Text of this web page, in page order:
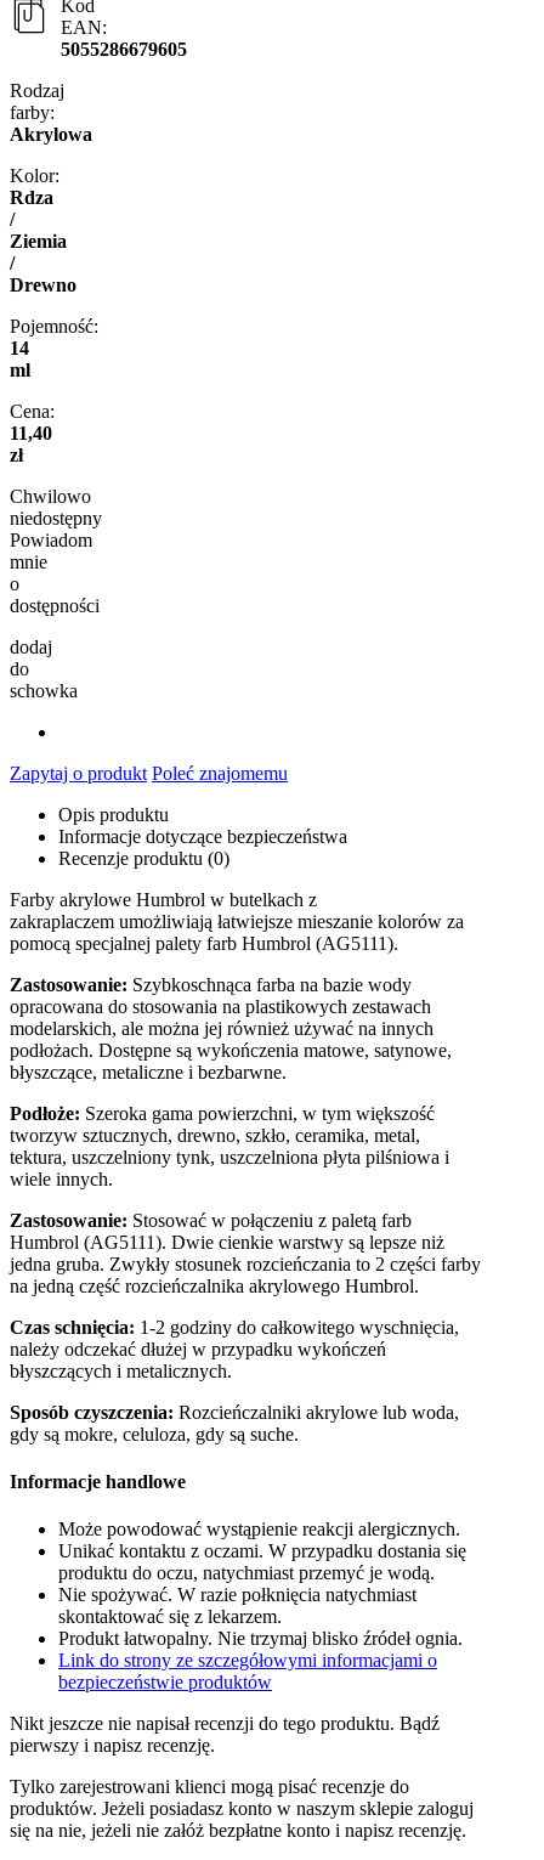
Kod
EAN:
5055286679605
Rodzaj
farby:
Akrylowa
Kolor:
Rdza
/
Ziemia
/
Drewno
Pojemność:
14
ml
Cena:
11,40
zł
Chwilowo
niedostępny
Powiadom
mnie
o
dostępności
dodaj
do
schowka
Zapytaj o produkt Poleć znajomemu
Opis produktu
Informacje dotyczące bezpieczeństwa
Recenzje produktu (0)
Farby akrylowe Humbrol w butelkach z
zakraplaczem umożliwiają łatwiejsze mieszanie kolorów za
pomocą specjalnej palety farb Humbrol (AG5111).
Zastosowanie: Szybkoschnąca farba na bazie wody
opracowana do stosowania na plastikowych zestawach
modelarskich, ale można jej również używać na innych
podłożach. Dostępne są wykończenia matowe, satynowe,
błyszczące, metaliczne i bezbarwne.
Podłoże: Szeroka gama powierzchni, w tym większość
tworzyw sztucznych, drewno, szkło, ceramika, metal,
tektura, uszczelniony tynk, uszczelniona płyta pilśniowa i
wiele innych.
Zastosowanie: Stosować w połączeniu z paletą farb
Humbrol (AG5111). Dwie cienkie warstwy są lepsze niż
jedna gruba. Zwykły stosunek rozcieńczania to 2 części farby
na jedną część rozcieńczalnika akrylowego Humbrol.
Czas schnięcia: 1-2 godziny do całkowitego wyschnięcia,
należy odczekać dłużej w przypadku wykończeń
błyszczących i metalicznych.
Sposób czyszczenia: Rozcieńczalniki akrylowe lub woda,
gdy są mokre, celuloza, gdy są suche.
Informacje handlowe
Może powodować wystąpienie reakcji alergicznych.
Unikać kontaktu z oczami. W przypadku dostania się
produktu do oczu, natychmiast przemyć je wodą.
Nie spożywać. W razie połknięcia natychmiast
skontaktować się z lekarzem.
Produkt łatwopalny. Nie trzymaj blisko źródeł ognia.
Link do strony ze szczegółowymi informacjami o
bezpieczeństwie produktów
Nikt jeszcze nie napisał recenzji do tego produktu. Bądź
pierwszy i napisz recenzję.
Tylko zarejestrowani klienci mogą pisać recenzje do
produktów. Jeżeli posiadasz konto w naszym sklepie zaloguj
się na nie, jeżeli nie załóż bezpłatne konto i napisz recenzję.